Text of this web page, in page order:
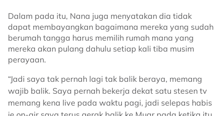
Dalam pada itu, Nana juga menyatakan dia tidak
dapat membayangkan bagaimana mereka yang sudah
berumah tangga harus memilih rumah mana yang
mereka akan pulang dahulu setiap kali tiba musim
perayaan.
“Jadi saya tak pernah lagi tak balik beraya, memang
wajib balik. Saya pernah bekerja dekat satu stesen tv
memang kena live pada waktu pagi, jadi selepas habis